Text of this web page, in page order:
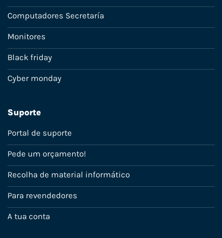
Computadores Secretaría
Monitores
Black friday
Cyber monday
Suporte
Portal de suporte
Pede um orçamento!
Recolha de material informático
Para revendedores
A tua conta